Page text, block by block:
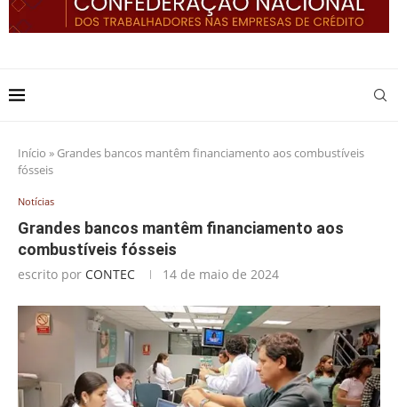
Início » Grandes bancos mantêm financiamento aos combustíveis
fósseis
Notícias
Grandes bancos mantêm financiamento aos
combustíveis fósseis
escrito por CONTEC 14 de maio de 2024